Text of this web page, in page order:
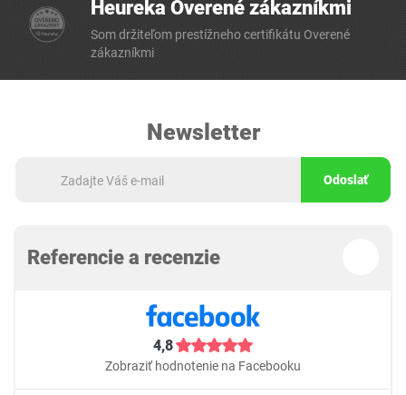
Heureka Overené zákazníkmi
Som držiteľom prestížneho certifikátu Overené
zákazníkmi
Newsletter
Odoslať
Referencie a recenzie
4,8
Zobraziť hodnotenie na Facebooku